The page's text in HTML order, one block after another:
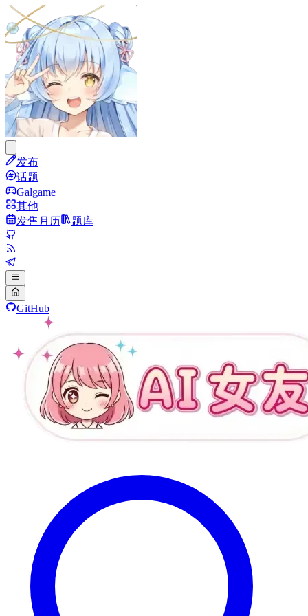
发布
话题
Galgame
其他
发售月历
题库
GitHub